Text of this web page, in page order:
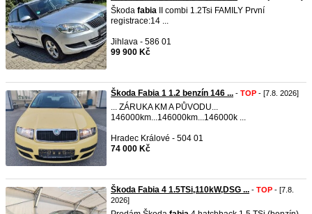
Škoda fabia II combi 1.2Tsi FAMILY První
registrace:14 ...
Jihlava - 586 01
99 900 Kč
Škoda Fabia 1 1.2 benzín 146 ... - TOP - [7.8. 2026]
... ZÁRUKA KM A PŮVODU...
146000km...146000km...146000k ...
Hradec Králové - 504 01
74 000 Kč
Škoda Fabia 4 1.5TSi,110kW,DSG ... - TOP - [7.8.
2026]